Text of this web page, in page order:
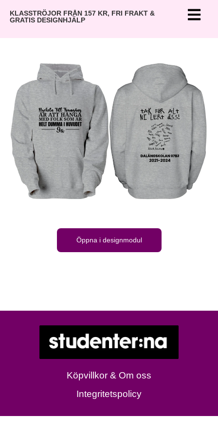
KLASSTRÖJOR FRÅN 157 KR, FRI FRAKT &
GRATIS DESIGNHJÄLP
Öppna i designmodul
Köpvillkor & Om oss
Integritetspolicy